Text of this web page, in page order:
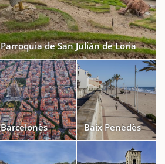
Parroquia de San Julián de Loria
Barcelonès Baix Penedès